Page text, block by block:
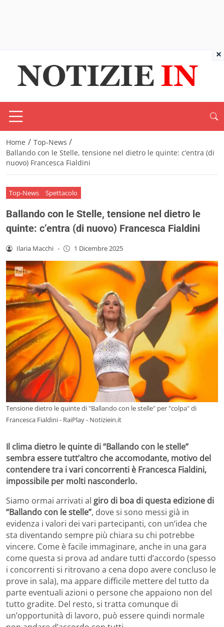
Home / Top-News /
Ballando con le Stelle, tensione nel dietro le quinte: c’entra (di
nuovo) Francesca Fialdini
Top-News Spettacolo
Ballando con le Stelle, tensione nel dietro le
quinte: c’entra (di nuovo) Francesca Fialdini
Ilaria Macchi - 1 Dicembre 2025
Tensione dietro le quinte di "Ballando con le stelle" per "colpa" di
Francesca Fialdini - RaiPlay - Notiziein.it
Il clima dietro le quinte di “Ballando con le stelle”
sembra essere tutt’altro che accomodante, motivo del
contendere tra i vari concorrenti è Francesca Fialdini,
impossibile per molti nasconderlo.
Siamo ormai arrivati al giro di boa di questa edizione di
“Ballando con le stelle”, dove si sono messi già in
evidenza i valori dei vari partecipanti, con un’idea che
sta diventando sempre più chiara su chi potrebbe
vincere. Come è facile immaginare, anche in una gara
come questa si prova ad andare tutti d’accordo (spesso
i concorrenti si ritrovano a cena dopo avere concluso le
prove in sala), ma appare difficile mettere del tutto da
parte eventuali azioni o persone che appaiono non del
tutto gradite. Del resto, si tratta comunque di
un’opportunità di lavoro, può essere quindi normale
×